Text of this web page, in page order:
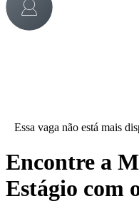
Essa vaga não está mais
Encontre a
Estágio com